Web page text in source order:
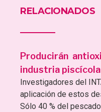
RELACIONADOS
Producirán
industria piscícola
Investigadores del
aplicación de estos
Sólo 40 % del